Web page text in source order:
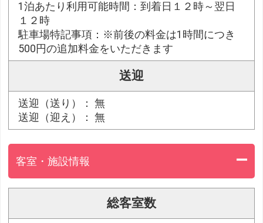
1泊あたり利用可能時間：到着日１２時～翌日
１２時
駐車場特記事項：※前後の料金は1時間につき
500円の追加料金をいただきます
送迎
送迎（送り）： 無
送迎（迎え）： 無
客室・施設情報
総客室数